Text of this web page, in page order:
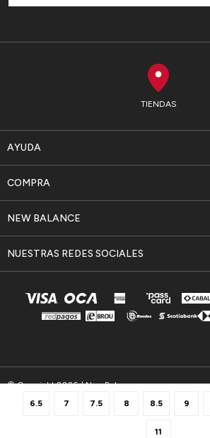
6.5 7 7.5 8 8.5 9
11
TIENDAS
AYUDA
NEW BALANCE
COMPRA
NUESTRAS REDES SOCIALES
© Copyright 2026 / New Balance